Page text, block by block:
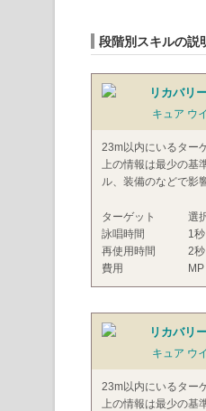
段階別スキルの説
リカバリ
キュア ウ
23m以内にいるター
上の情報は最少の基
ル、装備のなどで影
ターゲット
選
詠唱時間
1秒
再使用時間
2秒
費用
リカバリ
キュア ウ
23m以内にいるター
上の情報は最少の基